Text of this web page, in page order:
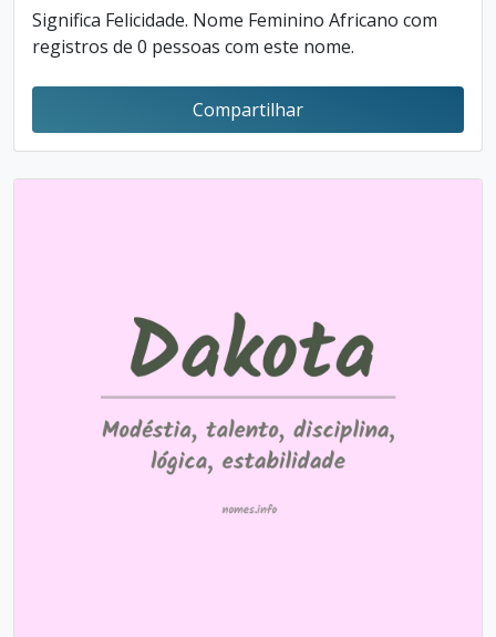
Significa Felicidade. Nome Feminino Africano com
registros de 0 pessoas com este nome.
Compartilhar